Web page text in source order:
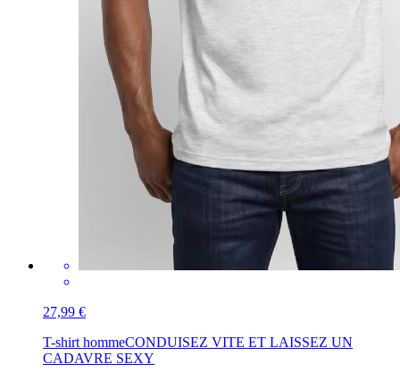
27,99 €
T-shirt hommeCONDUISEZ VITE ET LAISSEZ UN
CADAVRE SEXY